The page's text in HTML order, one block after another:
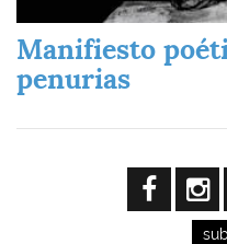
Manifiesto
penurias